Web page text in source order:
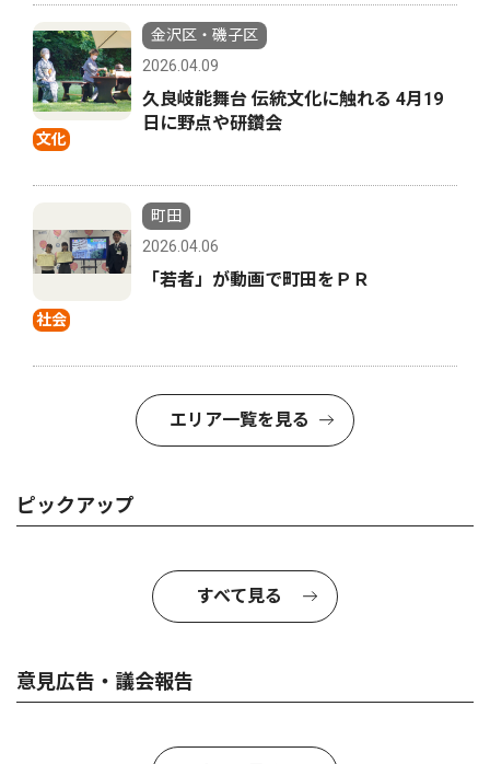
文化
金沢区・磯子区
2026.04.09
久良岐能舞台 伝統文化に触れる 4月19
日に野点や研鑽会
社会
町田
2026.04.06
「若者」が動画で町田をＰＲ
エリア一覧を見る
ピックアップ
すべて見る
意見広告・議会報告